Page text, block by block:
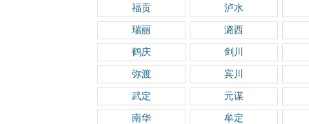
福贡 泸水
瑞丽 潞西
鹤庆 剑川
弥渡 宾川
武定 元谋
南华 牟定